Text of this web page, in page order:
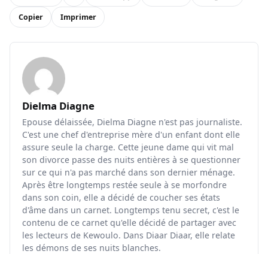
Copier Imprimer
Dielma Diagne
Epouse délaissée, Dielma Diagne n'est pas journaliste.
C'est une chef d'entreprise mère d'un enfant dont elle
assure seule la charge. Cette jeune dame qui vit mal
son divorce passe des nuits entières à se questionner
sur ce qui n'a pas marché dans son dernier ménage.
Après être longtemps restée seule à se morfondre
dans son coin, elle a décidé de coucher ses états
d'âme dans un carnet. Longtemps tenu secret, c'est le
contenu de ce carnet qu'elle décidé de partager avec
les lecteurs de Kewoulo. Dans Diaar Diaar, elle relate
les démons de ses nuits blanches.